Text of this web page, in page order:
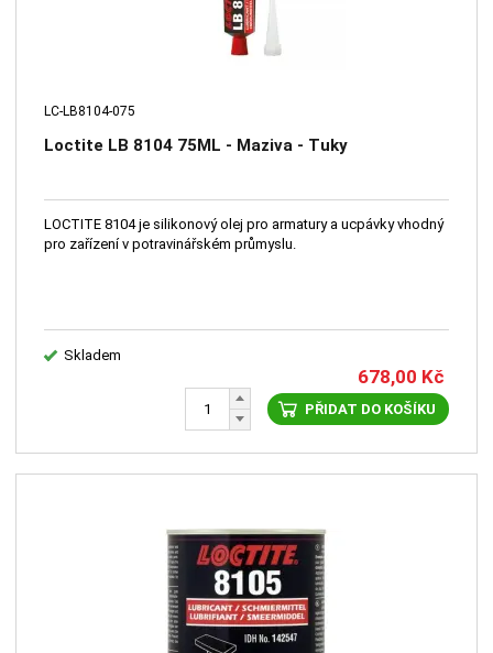
LC-LB8104-075
Loctite LB 8104 75ML - Maziva - Tuky
LOCTITE 8104 je silikonový olej pro armatury a ucpávky vhodný
pro zařízení v potravinářském průmyslu.
Skladem
678,00 Kč
PŘIDAT DO KOŠÍKU